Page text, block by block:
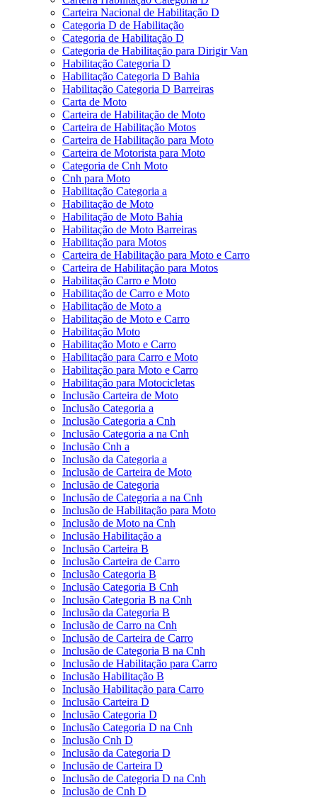
Carteira Nacional de Habilitação D
Categoria D de Habilitação
Categoria de Habilitação D
Categoria de Habilitação para Dirigir Van
Habilitação Categoria D
Habilitação Categoria D Bahia
Habilitação Categoria D Barreiras
Carta de Moto
Carteira de Habilitação de Moto
Carteira de Habilitação Motos
Carteira de Habilitação para Moto
Carteira de Motorista para Moto
Categoria de Cnh Moto
Cnh para Moto
Habilitação Categoria a
Habilitação de Moto
Habilitação de Moto Bahia
Habilitação de Moto Barreiras
Habilitação para Motos
Carteira de Habilitação para Moto e Carro
Carteira de Habilitação para Motos
Habilitação Carro e Moto
Habilitação de Carro e Moto
Habilitação de Moto a
Habilitação de Moto e Carro
Habilitação Moto
Habilitação Moto e Carro
Habilitação para Carro e Moto
Habilitação para Moto e Carro
Habilitação para Motocicletas
Inclusão Carteira de Moto
Inclusão Categoria a
Inclusão Categoria a Cnh
Inclusão Categoria a na Cnh
Inclusão Cnh a
Inclusão da Categoria a
Inclusão de Carteira de Moto
Inclusão de Categoria
Inclusão de Categoria a na Cnh
Inclusão de Habilitação para Moto
Inclusão de Moto na Cnh
Inclusão Habilitação a
Inclusão Carteira B
Inclusão Carteira de Carro
Inclusão Categoria B
Inclusão Categoria B Cnh
Inclusão Categoria B na Cnh
Inclusão da Categoria B
Inclusão de Carro na Cnh
Inclusão de Carteira de Carro
Inclusão de Categoria B na Cnh
Inclusão de Habilitação para Carro
Inclusão Habilitação B
Inclusão Habilitação para Carro
Inclusão Carteira D
Inclusão Categoria D
Inclusão Categoria D na Cnh
Inclusão Cnh D
Inclusão da Categoria D
Inclusão de Carteira D
Inclusão de Categoria D na Cnh
Inclusão de Cnh D